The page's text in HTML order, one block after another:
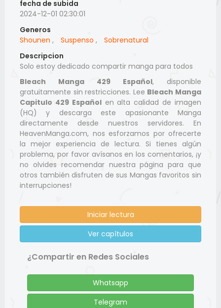
fecha de subida
2024-12-01 02:30:01
Generos
Shounen , Suspenso ,
Sobrenatural
Descripcion
Solo estoy dedicado compartir manga para todos
Bleach Manga 429 Español, disponible
gratuitamente sin restricciones. Lee Bleach Manga
Capitulo 429 Españolen alta calidad de imagen
(HQ) y descarga este apasionante Manga
directamente desde nuestros servidores. En
HeavenManga.com, nos esforzamos por ofrecerte
la mejor experiencia de lectura. Si tienes algún
problema, por favor avísanos en los comentarios, ¡y
no olvides recomendar nuestra página para que
otros también disfruten de sus Mangas favoritos sin
interrupciones!
Iniciar lectura
Ver capítulos
¿Compartir en Redes Sociales
Whatsapp
Telegram